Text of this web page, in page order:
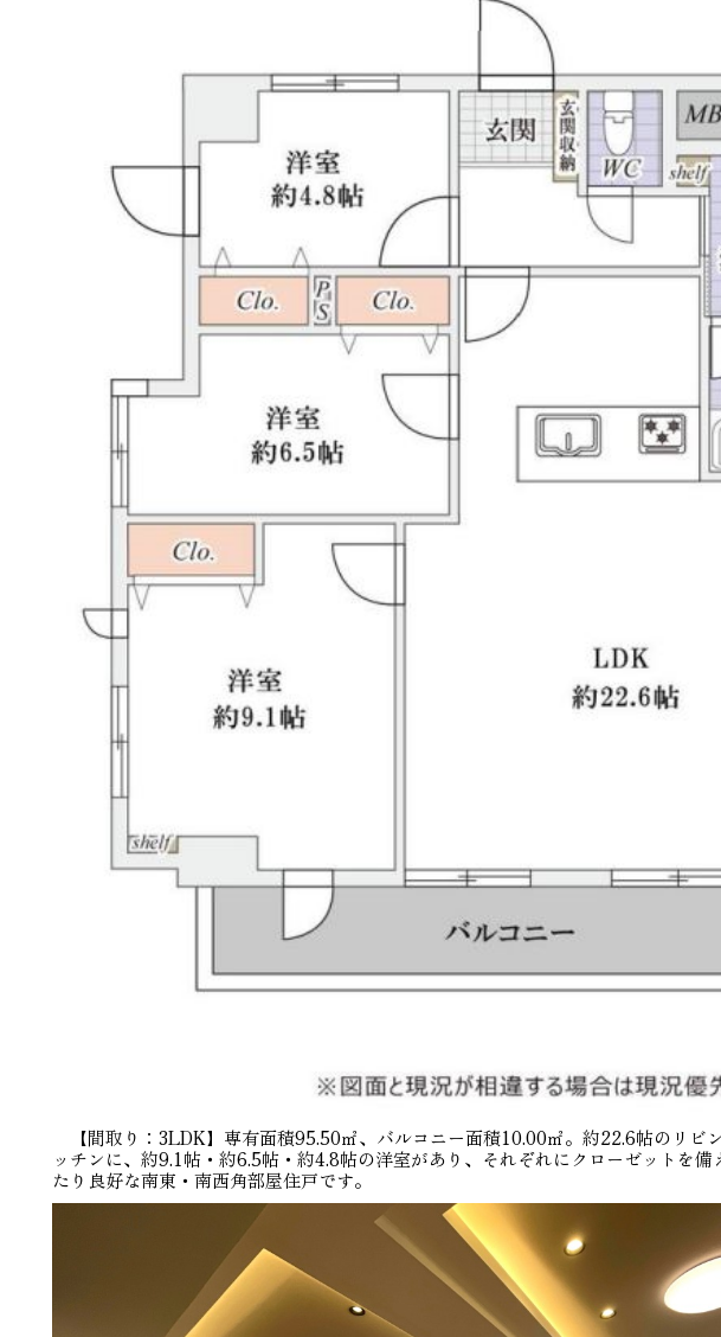
【間取り：3LDK】専有面積95.50㎡、バルコニー面積10.00㎡。約22.6帖のリビ
ッチンに、約9.1帖・約6.5帖・約4.8帖の洋室があり、それぞれにクローゼットを備
たり良好な南東・南西角部屋住戸です。